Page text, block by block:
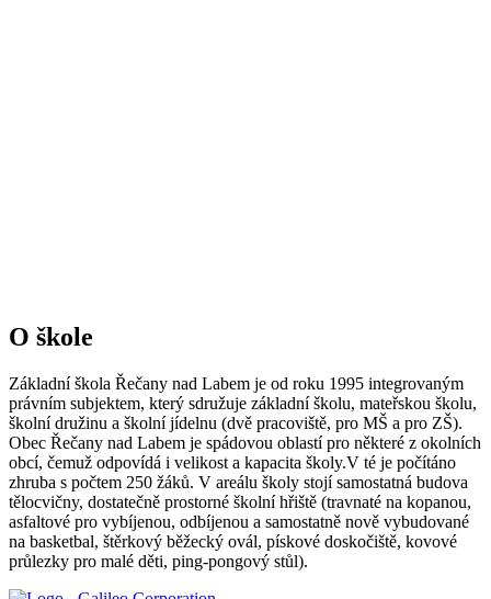
O škole
Základní škola Řečany nad Labem je od roku 1995 integrovaným
právním subjektem, který sdružuje základní školu, mateřskou školu,
školní družinu a školní jídelnu (dvě pracoviště, pro MŠ a pro ZŠ).
Obec Řečany nad Labem je spádovou oblastí pro některé z okolních
obcí, čemuž odpovídá i velikost a kapacita školy.V té je počítáno
zhruba s počtem 250 žáků. V areálu školy stojí samostatná budova
tělocvičny, dostatečně prostorné školní hřiště (travnaté na kopanou,
asfaltové pro vybíjenou, odbíjenou a samostatně nově vybudované
na basketbal, štěrkový běžecký ovál, pískové doskočiště, kovové
průlezky pro malé děti, ping-pongový stůl).